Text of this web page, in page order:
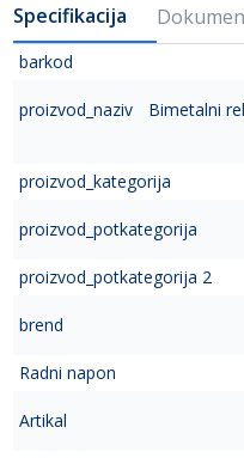
Specifikacija
barkod
proizvod_naziv
Bimetalni
proizvod_kategorija
proizvod_potkategorija
proizvod_potkategorija 2
brend
Radni napon
Artikal